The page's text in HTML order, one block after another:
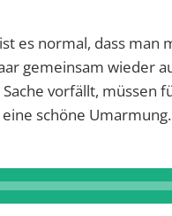
es normal, dass
gemeinsam wieder
vorfällt, müssen
schöne